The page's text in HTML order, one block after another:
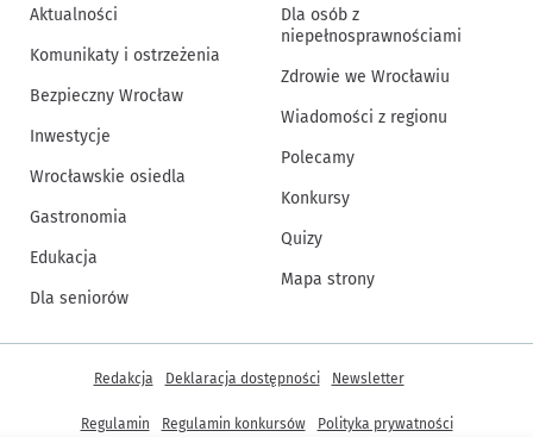
Aktualności
Komunikaty i ostrzeżenia
Bezpieczny Wrocław
Inwestycje
Wrocławskie osiedla
Gastronomia
Edukacja
Dla seniorów
Dla osób z
niepełnosprawnościami
Zdrowie we Wrocławiu
Wiadomości z regionu
Polecamy
Konkursy
Quizy
Mapa strony
Inne informacje
Redakcja Deklaracja dostępności Newsletter
Regulamin Regulamin konkursów Polityka prywatności